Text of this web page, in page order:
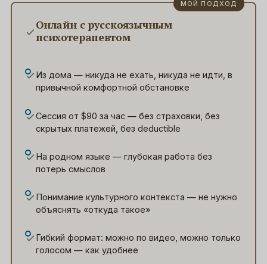
Онлайн с русскоязычным
психотерапевтом
Из дома — никуда не ехать, никуда не идти, в
привычной комфортной обстановке
Сессия от $90 за час — без страховки, без
скрытых платежей, без deductible
На родном языке — глубокая работа без
потерь смыслов
Понимание культурного контекста — не нужно
объяснять «откуда такое»
Гибкий формат: можно по видео, можно только
голосом — как удобнее